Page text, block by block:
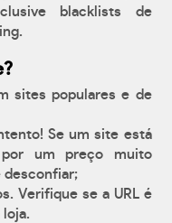
blacklists de
sites populares e de
Se um site está
por um preço muito
desconfiar;
Verifique se a URL é